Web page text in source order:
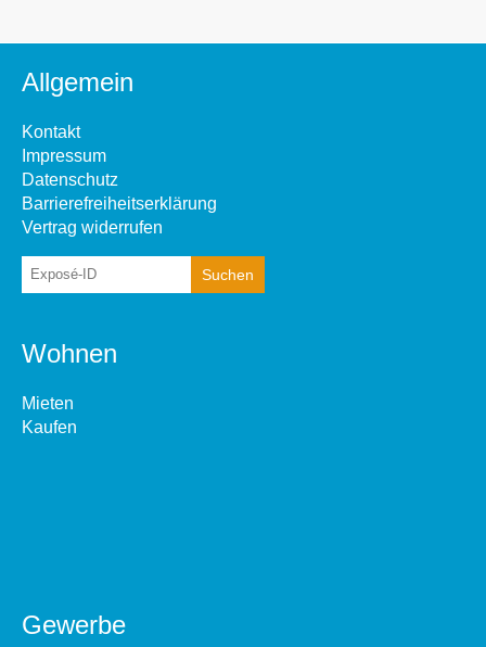
Allgemein
Kontakt
Impressum
Datenschutz
Barrierefreiheitserklärung
Vertrag widerrufen
Wohnen
Mieten
Kaufen
Gewerbe